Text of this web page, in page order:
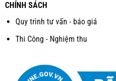
CHÍNH SÁCH
Quy trình tư vấn - báo giá
Thi Công - Nghiệm thu